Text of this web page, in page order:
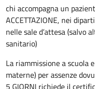
chi accompagna un
ACCETTAZIONE, nei
nelle sale d’attesa (salvo
sanitario)
La riammissione a scuola
materne) per assenze
5 GIORNI richiede il